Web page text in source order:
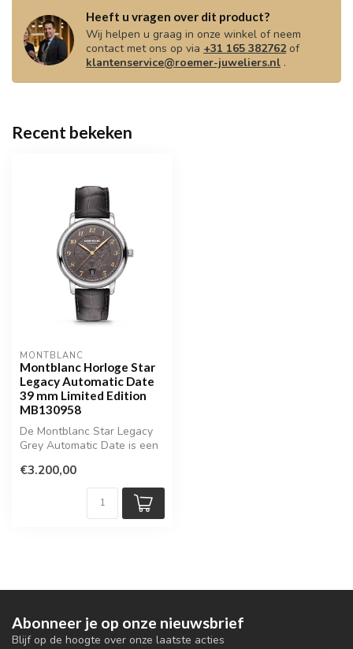
Heeft u vragen over dit product?
Wij helpen u graag in onze winkel of neem
contact met ons op via +31 165 382762of
klantenservice@roemer-juweliers.nl .
Recent bekeken
MONTBLANC
Montblanc Horloge Star
Legacy Automatic Date
39 mm Limited Edition
MB130958
De Montblanc Star Legacy
Grey Automatic Date is een
sle...
€3.200,00
Abonneer je op onze nieuwsbrief
Blijf op de hoogte over onze laatste acties